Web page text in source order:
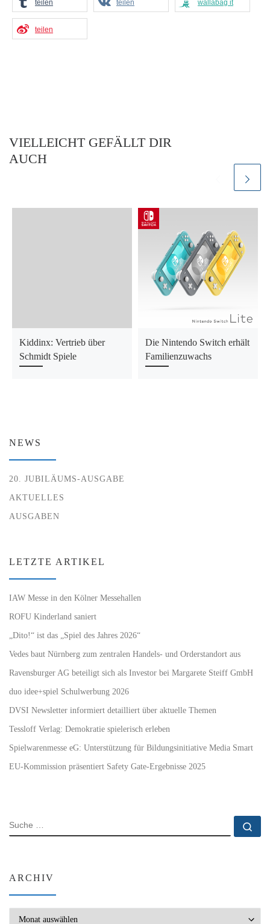
teilen teilen wallabag it
teilen
VIELLEICHT GEFÄLLT DIR
AUCH
Kiddinx: Vertrieb über
Schmidt Spiele
Die Nintendo Switch erhält
Familienzuwachs
NEWS
20. JUBILÄUMS-AUSGABE
AKTUELLES
AUSGABEN
LETZTE ARTIKEL
IAW Messe in den Kölner Messehallen
ROFU Kinderland saniert
„Dito!“ ist das „Spiel des Jahres 2026“
Vedes baut Nürnberg zum zentralen Handels- und Orderstandort aus
Ravensburger AG beteiligt sich als Investor bei Margarete Steiff GmbH
duo idee+spiel Schulwerbung 2026
DVSI Newsletter informiert detailliert über aktuelle Themen
Tessloff Verlag: Demokratie spielerisch erleben
Spielwarenmesse eG: Unterstützung für Bildungsinitiative Media Smart
EU-Kommission präsentiert Safety Gate-Ergebnisse 2025
SUCHE
ARCHIV